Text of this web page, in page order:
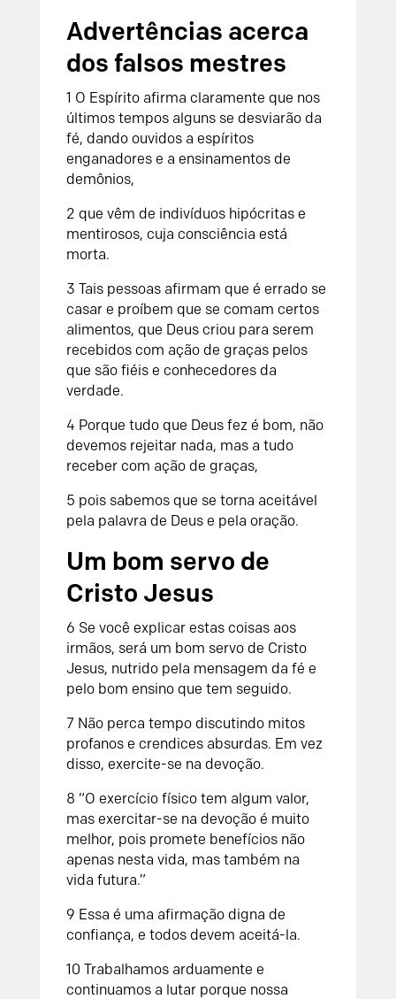
Advertências acerca
dos falsos mestres
1 O Espírito afirma claramente que nos
últimos tempos alguns se desviarão da
fé, dando ouvidos a espíritos
enganadores e a ensinamentos de
demônios,
2 que vêm de indivíduos hipócritas e
mentirosos, cuja consciência está
morta.
3 Tais pessoas afirmam que é errado se
casar e proíbem que se comam certos
alimentos, que Deus criou para serem
recebidos com ação de graças pelos
que são fiéis e conhecedores da
verdade.
4 Porque tudo que Deus fez é bom, não
devemos rejeitar nada, mas a tudo
receber com ação de graças,
5 pois sabemos que se torna aceitável
pela palavra de Deus e pela oração.
Um bom servo de
Cristo Jesus
6 Se você explicar estas coisas aos
irmãos, será um bom servo de Cristo
Jesus, nutrido pela mensagem da fé e
pelo bom ensino que tem seguido.
7 Não perca tempo discutindo mitos
profanos e crendices absurdas. Em vez
disso, exercite-se na devoção.
8 “O exercício físico tem algum valor,
mas exercitar-se na devoção é muito
melhor, pois promete benefícios não
apenas nesta vida, mas também na
vida futura.”
9 Essa é uma afirmação digna de
confiança, e todos devem aceitá-la.
10 Trabalhamos arduamente e
continuamos a lutar porque nossa